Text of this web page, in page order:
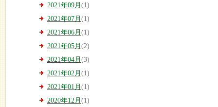
2021年09月 (1)
2021年07月 (1)
2021年06月 (1)
2021年05月 (2)
2021年04月 (3)
2021年02月 (1)
2021年01月 (1)
2020年12月 (1)